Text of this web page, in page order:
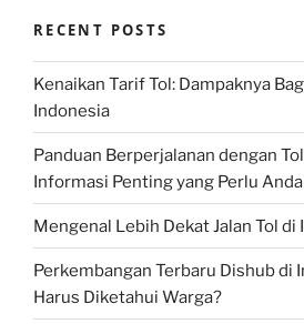
RECENT POSTS
Kenaikan Tarif Tol: Dampaknya
Indonesia
Panduan Berperjalanan dengan
Informasi Penting yang Perlu
Mengenal Lebih Dekat Jalan Tol di
Perkembangan Terbaru Dishub di
Harus Diketahui Warga?